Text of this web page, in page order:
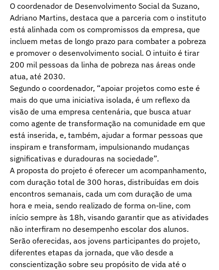
O coordenador de Desenvolvimento Social da Suzano,
Adriano Martins, destaca que a parceria com o instituto
está alinhada com os compromissos da empresa, que
incluem metas de longo prazo para combater a pobreza
e promover o desenvolvimento social. O intuito é tirar
200 mil pessoas da linha de pobreza nas áreas onde
atua, até 2030.
Segundo o coordenador, “apoiar projetos como este é
mais do que uma iniciativa isolada, é um reflexo da
visão de uma empresa centenária, que busca atuar
como agente de transformação na comunidade em que
está inserida, e, também, ajudar a formar pessoas que
inspiram e transformam, impulsionando mudanças
significativas e duradouras na sociedade”.
A proposta do projeto é oferecer um acompanhamento,
com duração total de 300 horas, distribuídas em dois
encontros semanais, cada um com duração de uma
hora e meia, sendo realizado de forma on-line, com
início sempre às 18h, visando garantir que as atividades
não interfiram no desempenho escolar dos alunos.
Serão oferecidas, aos jovens participantes do projeto,
diferentes etapas da jornada, que vão desde a
conscientização sobre seu propósito de vida até o